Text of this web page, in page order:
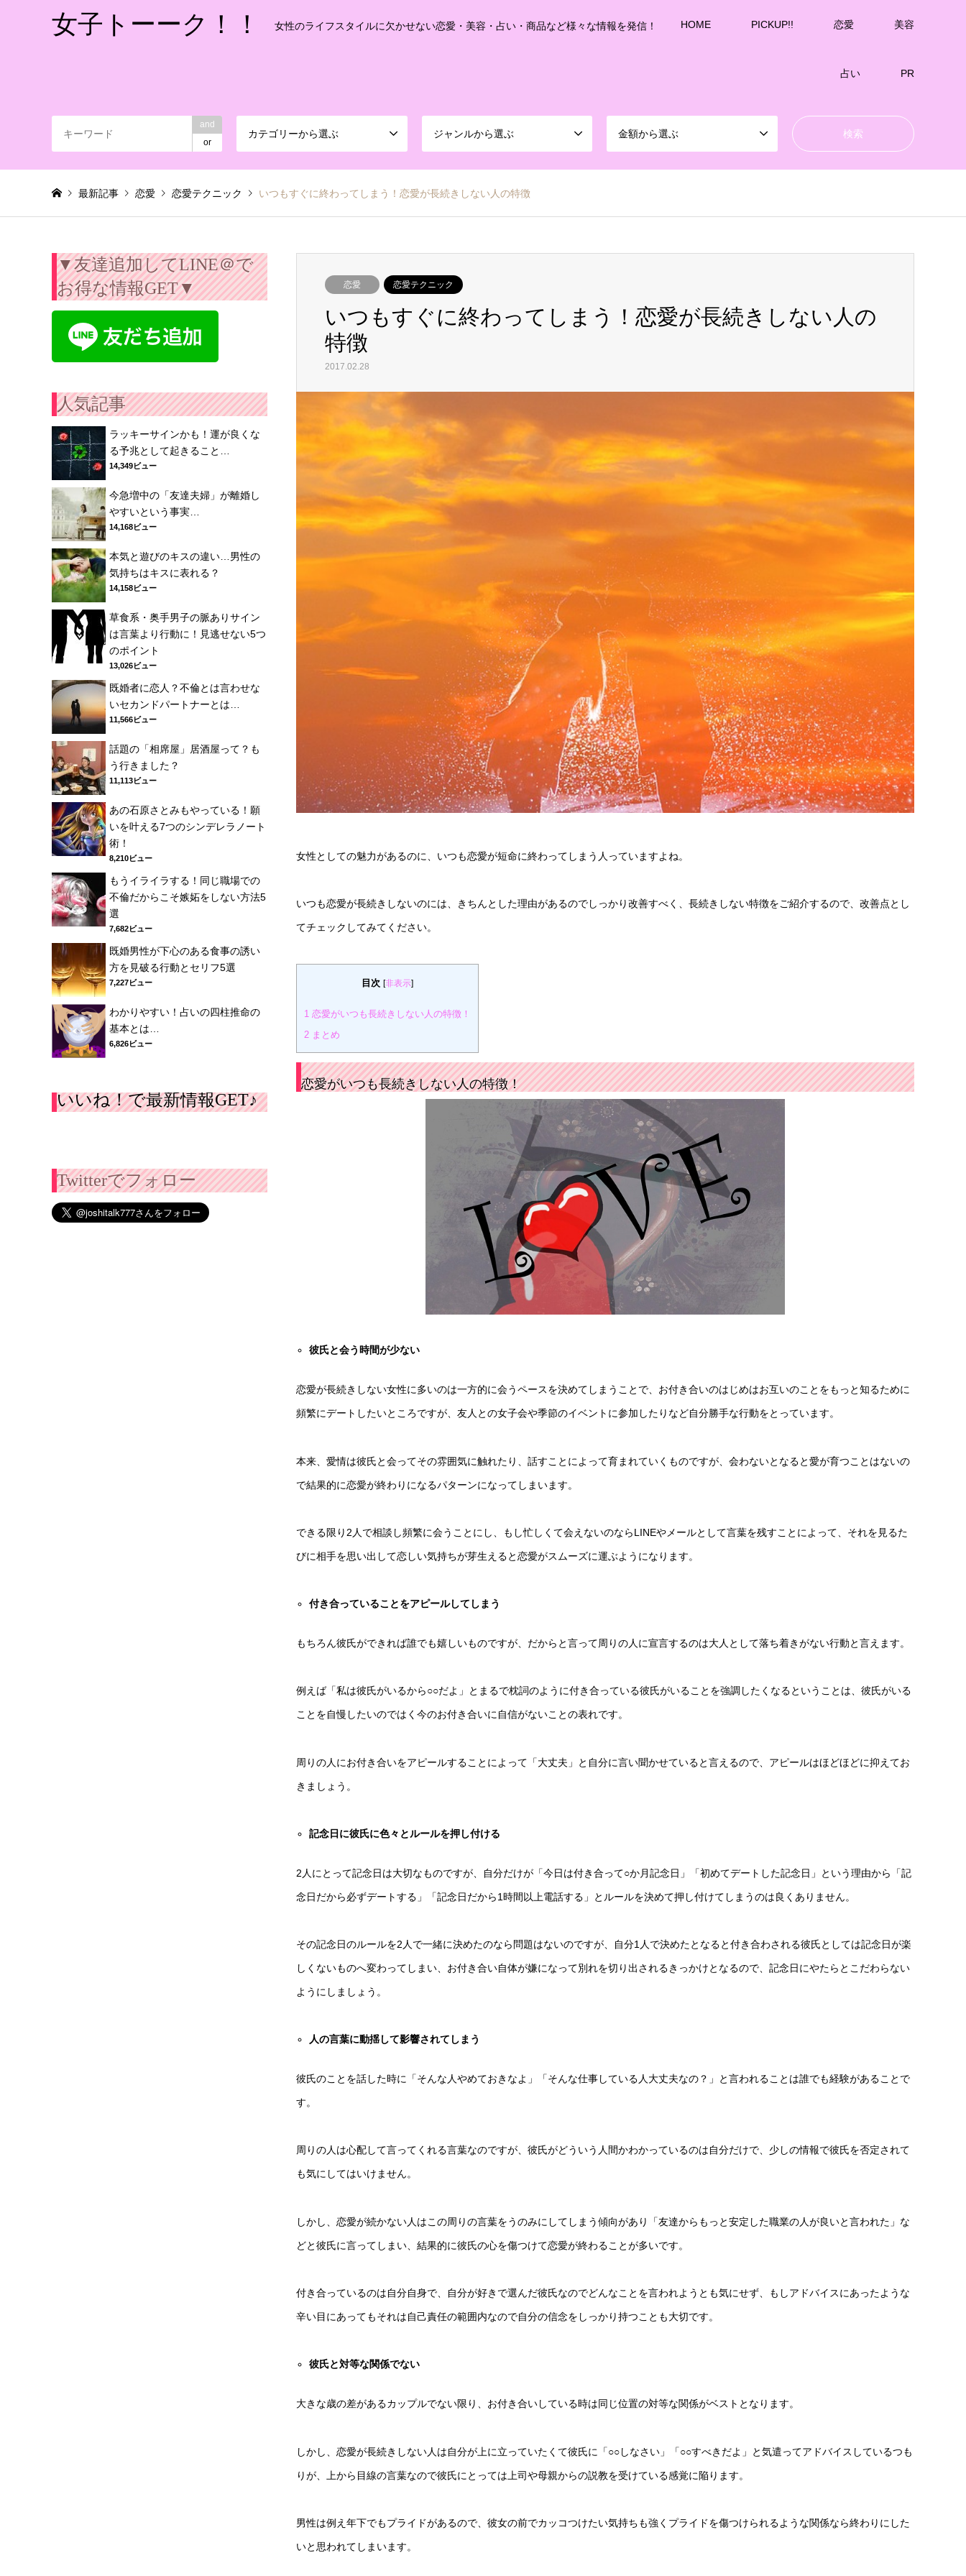
女子トーーク！！ 女性のライフスタイルに欠かせない恋愛・美容・占い・商品など様々な情報を発信！ HOME PICKUP!! 恋愛 美容
占い PR
and
or
カテゴリーから選ぶ ジャンルから選ぶ 金額から選ぶ
最新記事 恋愛 恋愛テクニック いつもすぐに終わってしまう！恋愛が長続きしない人の特徴
恋愛 恋愛テクニック
いつもすぐに終わってしまう！恋愛が長続きしない人の
特徴
2017.02.28
女性としての魅力があるのに、いつも恋愛が短命に終わってしまう人っていますよね。
いつも恋愛が長続きしないのには、きちんとした理由があるのでしっかり改善すべく、長続きしない特徴をご紹介するので、改善点とし
てチェックしてみてください。
目次 [非表示]
1 恋愛がいつも長続きしない人の特徴！
2 まとめ
恋愛がいつも長続きしない人の特徴！
彼氏と会う時間が少ない
恋愛が長続きしない女性に多いのは一方的に会うペースを決めてしまうことで、お付き合いのはじめはお互いのことをもっと知るために
頻繁にデートしたいところですが、友人との女子会や季節のイベントに参加したりなど自分勝手な行動をとっています。
本来、愛情は彼氏と会ってその雰囲気に触れたり、話すことによって育まれていくものですが、会わないとなると愛が育つことはないの
で結果的に恋愛が終わりになるパターンになってしまいます。
できる限り2人で相談し頻繁に会うことにし、もし忙しくて会えないのならLINEやメールとして言葉を残すことによって、それを見るた
びに相手を思い出して恋しい気持ちが芽生えると恋愛がスムーズに運ぶようになります。
付き合っていることをアピールしてしまう
もちろん彼氏ができれば誰でも嬉しいものですが、だからと言って周りの人に宣言するのは大人として落ち着きがない行動と言えます。
例えば「私は彼氏がいるから○○だよ」とまるで枕詞のように付き合っている彼氏がいることを強調したくなるということは、彼氏がいる
ことを自慢したいのではく今のお付き合いに自信がないことの表れです。
周りの人にお付き合いをアピールすることによって「大丈夫」と自分に言い聞かせていると言えるので、アピールはほどほどに抑えてお
きましょう。
記念日に彼氏に色々とルールを押し付ける
2人にとって記念日は大切なものですが、自分だけが「今日は付き合って○か月記念日」「初めてデートした記念日」という理由から「記
念日だから必ずデートする」「記念日だから1時間以上電話する」とルールを決めて押し付けてしまうのは良くありません。
その記念日のルールを2人で一緒に決めたのなら問題はないのですが、自分1人で決めたとなると付き合わされる彼氏としては記念日が楽
しくないものへ変わってしまい、お付き合い自体が嫌になって別れを切り出されるきっかけとなるので、記念日にやたらとこだわらない
ようにしましょう。
人の言葉に動揺して影響されてしまう
彼氏のことを話した時に「そんな人やめておきなよ」「そんな仕事している人大丈夫なの？」と言われることは誰でも経験があることで
す。
周りの人は心配して言ってくれる言葉なのですが、彼氏がどういう人間かわかっているのは自分だけで、少しの情報で彼氏を否定されて
も気にしてはいけません。
しかし、恋愛が続かない人はこの周りの言葉をうのみにしてしまう傾向があり「友達からもっと安定した職業の人が良いと言われた」な
どと彼氏に言ってしまい、結果的に彼氏の心を傷つけて恋愛が終わることが多いです。
付き合っているのは自分自身で、自分が好きで選んだ彼氏なのでどんなことを言われようとも気にせず、もしアドバイスにあったような
辛い目にあってもそれは自己責任の範囲内なので自分の信念をしっかり持つことも大切です。
彼氏と対等な関係でない
大きな歳の差があるカップルでない限り、お付き合いしている時は同じ位置の対等な関係がベストとなります。
しかし、恋愛が長続きしない人は自分が上に立っていたくて彼氏に「○○しなさい」「○○すべきだよ」と気遣ってアドバイスしているつも
りが、上から目線の言葉なので彼氏にとっては上司や母親からの説教を受けている感覚に陥ります。
男性は例え年下でもプライドがあるので、彼女の前でカッコつけたい気持ちも強くプライドを傷つけられるような関係なら終わりにした
いと思われてしまいます。
▼友達追加してLINE＠で
お得な情報GET▼
人気記事
ラッキーサインかも！運が良くな
る予兆として起きること…
14,349ビュー
今急増中の「友達夫婦」が離婚し
やすいという事実…
14,168ビュー
本気と遊びのキスの違い…男性の
気持ちはキスに表れる？
14,158ビュー
草食系・奥手男子の脈ありサイン
は言葉より行動に！見逃せない5つ
のポイント
13,026ビュー
既婚者に恋人？不倫とは言わせな
いセカンドパートナーとは…
11,566ビュー
話題の「相席屋」居酒屋って？も
う行きました？
11,113ビュー
あの石原さとみもやっている！願
いを叶える7つのシンデレラノート
術！
8,210ビュー
もうイライラする！同じ職場での
不倫だからこそ嫉妬をしない方法5
選
7,682ビュー
既婚男性が下心のある食事の誘い
方を見破る行動とセリフ5選
7,227ビュー
わかりやすい！占いの四柱推命の
基本とは…
6,826ビュー
いいね！で最新情報GET♪
Twitterでフォロー